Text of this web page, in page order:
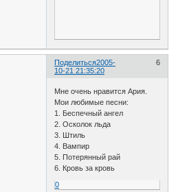
Поделиться 6
2005-
10-21 21:35:20
Мне очень нравится Ария.
Мои любимые песни:
1. Беспечный ангел
2. Осколок льда
3. Штиль
4. Вампир
5. Потерянный рай
6. Кровь за кровь
0